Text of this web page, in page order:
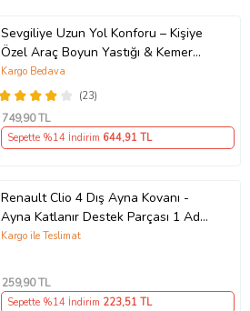
Sevgiliye Uzun Yol Konforu – Kişiye
Özel Araç Boyun Yastığı & Kemer
Pedi Hediye Seti
(23)
Kargo Bedava
749,90 TL
Sepette %14 İndirim 644,91 TL
Renault Clio 4 Dış Ayna Kovanı -
Ayna Katlanır Destek Parçası 1 Adet
490307706 M3625
Kargo ile Teslimat
259,90 TL
Sepette %14 İndirim 223,51 TL